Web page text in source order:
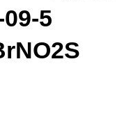
5